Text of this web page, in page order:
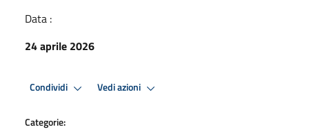
Data :
24 aprile 2026
Condividi Vedi azioni
Categorie: